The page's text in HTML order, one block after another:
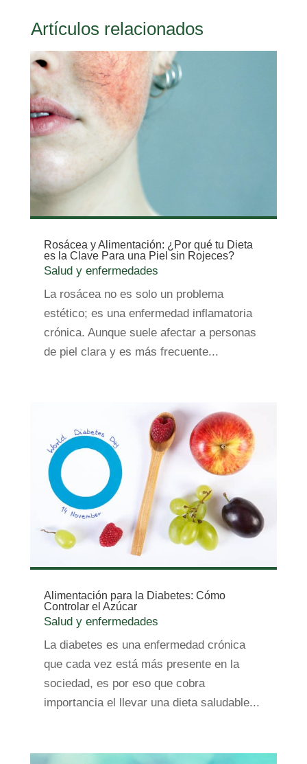
Artículos relacionados
Rosácea y Alimentación: ¿Por qué tu Dieta
es la Clave Para una Piel sin Rojeces?
Salud y enfermedades
La rosácea no es solo un problema
estético; es una enfermedad inflamatoria
crónica. Aunque suele afectar a personas
de piel clara y es más frecuente...
Alimentación para la Diabetes: Cómo
Controlar el Azúcar
Salud y enfermedades
La diabetes es una enfermedad crónica
que cada vez está más presente en la
sociedad, es por eso que cobra
importancia el llevar una dieta saludable...